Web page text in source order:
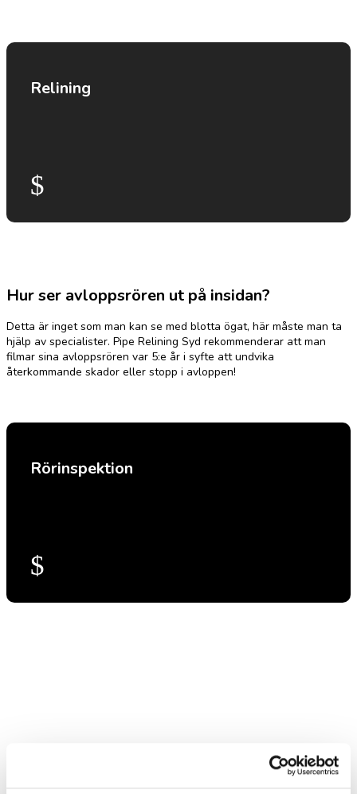
Relining
$
Hur ser avloppsrören ut på insidan?
Detta är inget som man kan se med blotta ögat, här måste man ta
hjälp av specialister. Pipe Relining Syd rekommenderar att man
filmar sina avloppsrören var 5:e år i syfte att undvika
återkommande skador eller stopp i avloppen!
Rörinspektion
$